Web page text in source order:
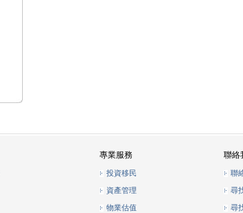
專業服務
投資移民
資產管理
物業估值
聯絡
聯
尋
尋